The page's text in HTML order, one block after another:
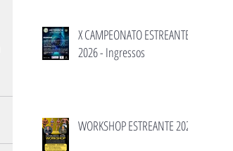
X CAMPEONATO ESTREANTE
2026 - Ingressos
WORKSHOP ESTREANTE 2026